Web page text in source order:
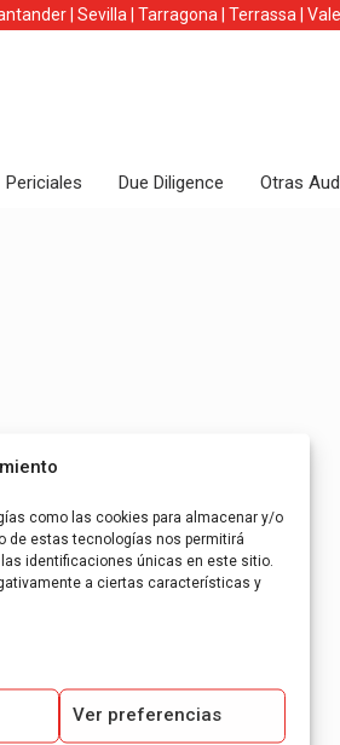
como las cookies para almacenar y/o
de estas tecnologías nos permitirá
identificaciones únicas en este sitio.
a ciertas características y
Ver preferencias
Sevilla Tarragona Terrassa
Periciales Due Diligence Otras